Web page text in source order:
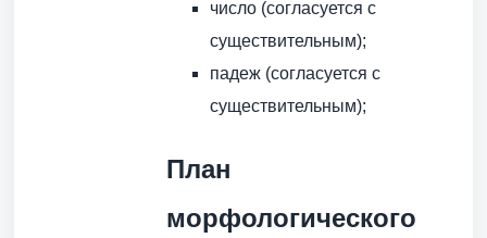
число (согласуется с
существительным);
падеж (согласуется с
существительным);
План
морфологического